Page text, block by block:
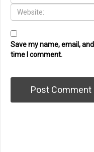
Save my name, email,
time I comment.